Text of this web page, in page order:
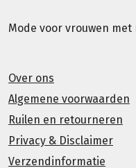
Mode voor vrouwen
Over ons
Algemene voorwaarden
Ruilen en retourneren
Privacy & Disclaimer
Verzendinformatie